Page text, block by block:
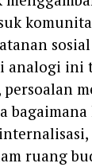
analogi ini
persoalan
bagaimana
ruang